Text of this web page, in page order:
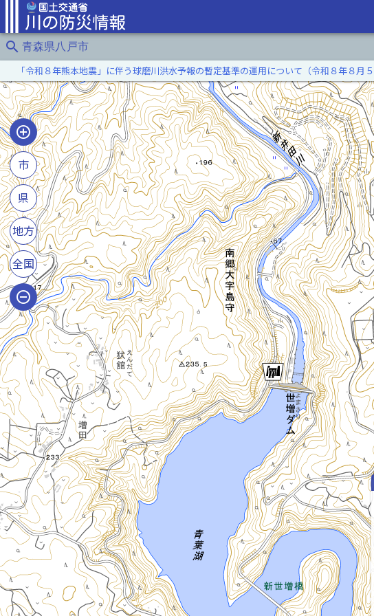
search 青森県八戸市
「令和８年熊本地震」に伴う球磨川洪水予報の暫定基準の運用について（令和８年８月５
市
県
地方
全国